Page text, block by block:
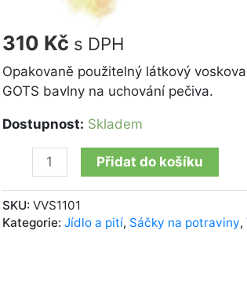
310 Kč s DPH
Opakovaně použitelný látkový
GOTS bavlny na uchování pečiva.
Dostupnost: Skladem
listy
množství
Přidat do košíku
SKU: VVS1101
Kategorie: Jídlo a pití, Sáčky na potraviny,